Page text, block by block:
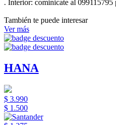
. Interior: cominicate al 099115795
También te puede interesar
Ver más
HANA
$ 3.990
$ 1.500